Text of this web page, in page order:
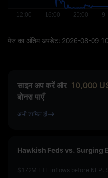
पेज का अंतिम अपडेट: 2026-08-09
साइन अप करें और 10,000
बोनस पाएँ
अभी शामिल हों
Hawkish Feds vs. Surging
$172M ETF inflows before NFP: